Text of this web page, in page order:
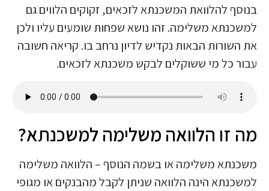
בנוסף להלוואת המשכנתא לזכאים, זקוקים הלווים גם
למשכנתא משלימה. זהו נושא שפחות שומעים עליו ולכן
את השורות הבאות נקדיש לדיון נרחב בו. קריאה חשובה
עבור כל מי ששוקלים לבקש משכנתא לזכאים.
מה זו הלוואה משלימה למשכנתא?
משכנתא משלימה או בשמה הנוסף – הלוואה משלימה
למשכנתא הינה הלוואה שניתן לקבל מהבנקים או מגופי